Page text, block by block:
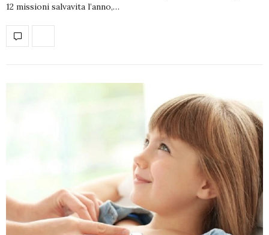
12 missioni salvavita l’anno,…